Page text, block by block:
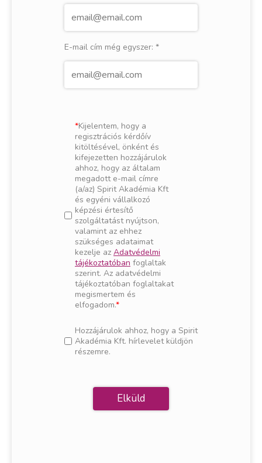
E-mail cím még egyszer: *
Kijelentem, hogy a
regisztrációs kérdőív
kitöltésével, önként és
kifejezetten hozzájárulok
ahhoz, hogy az általam
megadott e-mail címre
(a/az) Spirit Akadémia Kft
és egyéni vállalkozó
képzési értesítő
szolgáltatást nyújtson,
valamint az ehhez
szükséges adataimat
kezelje az Adatvédelmi
tájékoztatóban foglaltak
szerint. Az adatvédelmi
tájékoztatóban foglaltakat
megismertem és
elfogadom.
Hozzájárulok ahhoz, hogy a Spirit
Akadémia Kft. hírlevelet küldjön
részemre.